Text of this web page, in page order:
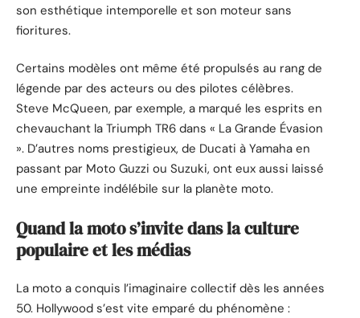
son esthétique intemporelle et son moteur sans
fioritures.
Certains modèles ont même été propulsés au rang de
légende par des acteurs ou des pilotes célèbres.
Steve McQueen, par exemple, a marqué les esprits en
chevauchant la Triumph TR6 dans « La Grande Évasion
». D’autres noms prestigieux, de Ducati à Yamaha en
passant par Moto Guzzi ou Suzuki, ont eux aussi laissé
une empreinte indélébile sur la planète moto.
Quand la moto s’invite dans la culture
populaire et les médias
La moto a conquis l’imaginaire collectif dès les années
50. Hollywood s’est vite emparé du phénomène :